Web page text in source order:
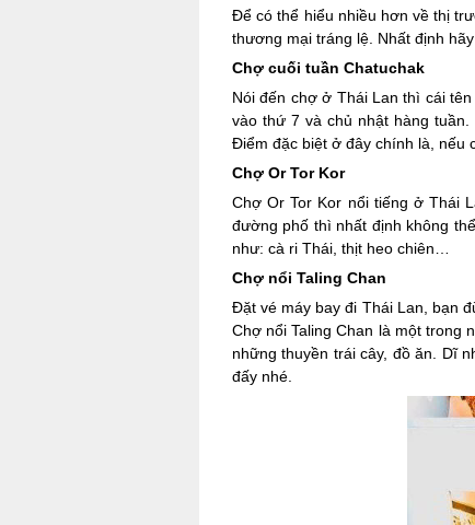
Để có thể hiểu nhiều hơn về thị
thương mại tráng lệ. Nhất định
Chợ cuối tuần Chatuchak
Nói đến chợ ở Thái Lan thì cái
vào thứ 7 và chủ nhật hàng
Điểm đặc biệt ở đây chính là, nếu
Chợ Or Tor Kor
Chợ Or Tor Kor nổi tiếng ở Thái
đường phố thì nhất định không
như: cà ri Thái, thịt heo chiên…
Chợ nổi Taling Chan
Đặt vé máy bay đi Thái Lan, bạn
Chợ nổi Taling Chan là một trong
những thuyền trái cây, đồ ăn. Dĩ
đấy nhé.